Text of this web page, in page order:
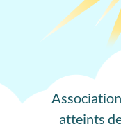
atteints